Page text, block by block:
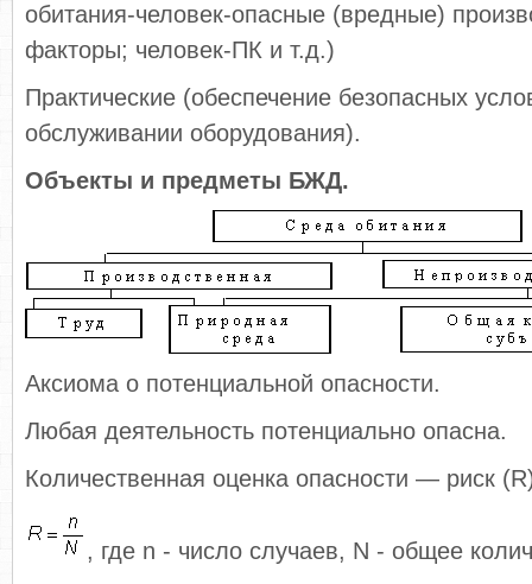
обитания-человек-опасные (вредные)
факторы; человек-ПК и т.д.)
Практические (обеспечение безопасных
обслуживании оборудования).
Объекты и предметы БЖД.
Аксиома о потенциальной опасности.
Любая деятельность потенциально опасна.
Количественная оценка опасности — риск
, где n - число случаев, N - общее